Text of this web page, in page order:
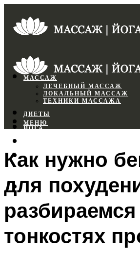
МАССАЖ
ЛЕЧЕБНЫЙ МАССАЖ
ЛОКАЛЬНЫЙ МАССАЖ
ТЕХНИКИ МАССАЖА
ДИЕТЫ
ЙОГА
ФИТНЕС
МЕНЮ
МЕНЮ
Как нужно
для
тонкостях